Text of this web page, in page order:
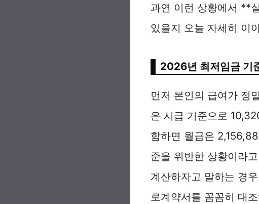
과연 이런 상황에서 **
있을지 오늘 자세히 이
2026년 최저임금 기
먼저 본인의 급여가 정
은 시급 기준으로
함하면 월급은
준을 위반한 상황이라
계산하자고 말하는 경
로계약서를 꼼꼼히 대